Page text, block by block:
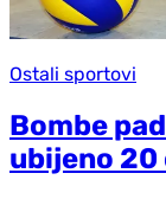
Ostali sportovi
Bombe
ubijeno 20